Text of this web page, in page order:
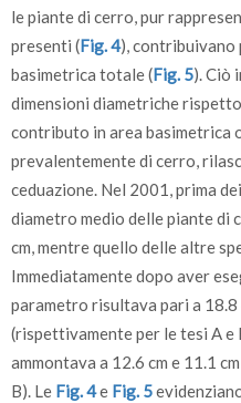
le piante di cerro, pur
presenti (Fig. 4), contribuivano
basimetrica totale (Fig. 5). Ciò
dimensioni diametriche
contributo in area basimetrica
prevalentemente di cerro,
ceduazione. Nel 2001, prima
diametro medio delle piante di
cm, mentre quello delle altre
Immediatamente dopo aver
parametro risultava pari a 18.8
(rispettivamente per le tesi A e
ammontava a 12.6 cm e 11.1
B). Le Fig. 4e Fig. 5